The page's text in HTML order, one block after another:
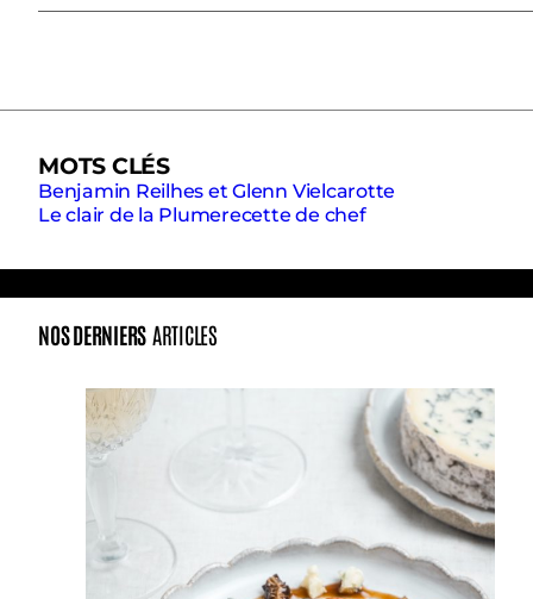
MOTS CLÉS
Benjamin Reilhes et Glenn Vielcarotte
Le clair de la Plumerecette de chef
NOS DERNIERS ARTICLES